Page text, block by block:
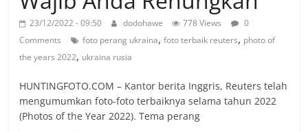
23/12/2022 - 09:50 dodohawe 778 Views
0
Comments
foto perang ukraina,foto terbaik reuters, photo of
the years 2022, ukraina rusia
HUNTINGFOTO.COM – Kantor berita Inggris, Reuters telah
mengumumkan foto-foto terbaiknya selama tahun 2022
(Photos of the Year 2022). Tema perang